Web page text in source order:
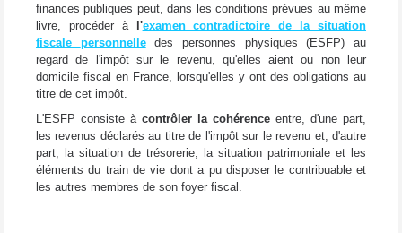
finances publiques peut, dans les conditions prévues au même
livre, procéder àl'examen contradictoire de la situation
fiscale
personnelledes personnes physiques (ESFP) au
regard de l'impôt sur le revenu, qu'elles aient ou non leur
domicile fiscal en France, lorsqu'elles y ont des obligations au
titre de cet impôt.
L'ESFP consiste à contrôler la cohérence entre, d'une part,
les revenus déclarés au titre de l'impôt sur le revenu et, d'autre
part, la situation de trésorerie, la situation patrimoniale et les
éléments du train de vie dont a pu disposer le contribuable et
les autres membres de son foyer fiscal.